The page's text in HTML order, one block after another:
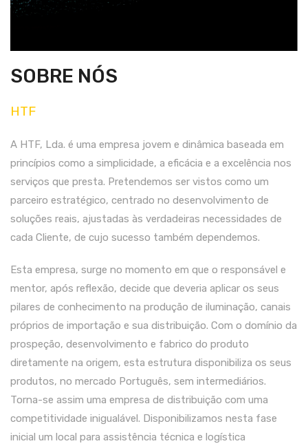
SOBRE NÓS
HTF
A HTF, Lda. é uma empresa jovem e dinâmica baseada em
princípios como a simplicidade, a eficácia e a excelência nos
serviços que presta. Pretendemos ser vistos como um
parceiro estratégico, centrado no desenvolvimento de
soluções reais, ajustadas às verdadeiras necessidades de
cada Cliente, de cujo sucesso também dependemos.
Esta empresa, surge no momento em que o responsável e
mentor, após reflexão, decide que deveria aplicar os seus
pilares de conhecimento na produção de iluminação, canais
próprios de importação e sua distribuição. Com o domínio da
prospeção, desenvolvimento e fabrico do produto
diretamente na origem, esta estrutura disponibiliza os seus
produtos, no mercado Português, sem intermediários.
Torna-se assim uma empresa de distribuição com uma
competitividade inigualável. Disponibilizamos nesta fase
inicial um local para assistência técnica e logística